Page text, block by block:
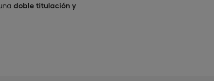
doble titulación y